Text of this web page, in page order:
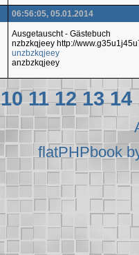
06:56:05, 05.01.2014
Ausgetauscht - Gästebuch
nzbzkqjeey http://
unzbzkqjeey
anzbzkqjeey
10 11 12 13 14
flatPHPbook